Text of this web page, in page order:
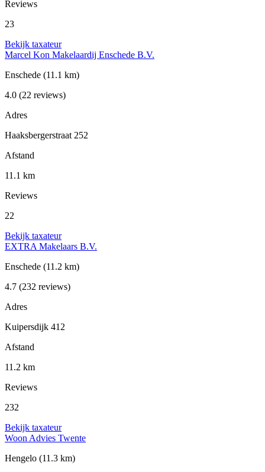
Reviews
23
Bekijk taxateur
Marcel Kon Makelaardij Enschede B.V.
Enschede (11.1 km)
4.0 (22 reviews)
Adres
Haaksbergerstraat 252
Afstand
11.1 km
Reviews
22
Bekijk taxateur
EXTRA Makelaars B.V.
Enschede (11.2 km)
4.7 (232 reviews)
Adres
Kuipersdijk 412
Afstand
11.2 km
Reviews
232
Bekijk taxateur
Woon Advies Twente
Hengelo (11.3 km)